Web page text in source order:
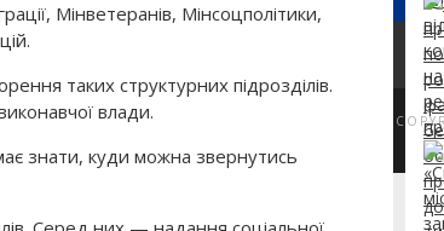
Мінветеранів, Мінсоцполітики,
таких структурних підрозділів.
влади.
знати, куди можна звернутись